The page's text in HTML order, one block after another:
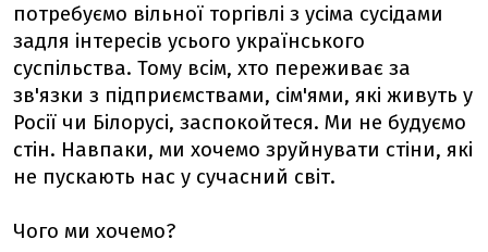
потребуємо вільної торгівлі з усіма сусідами
задля інтересів усього українського
суспільства. Тому всім, хто переживає за
зв'язки з підприємствами, сім'ями, які живуть у
Росії чи Білорусі, заспокойтеся. Ми не будуємо
стін. Навпаки, ми хочемо зруйнувати стіни, які
не пускають нас у сучасний світ.
Чого ми хочемо?